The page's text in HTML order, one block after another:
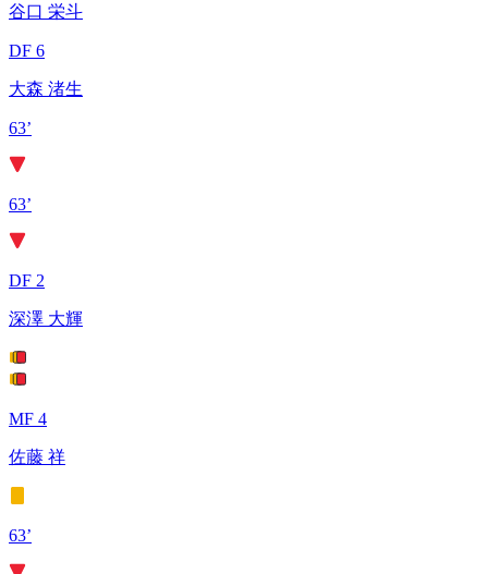
谷口 栄斗
DF 6
大森 渚生
63’
63’
DF 2
深澤 大輝
MF 4
佐藤 祥
63’